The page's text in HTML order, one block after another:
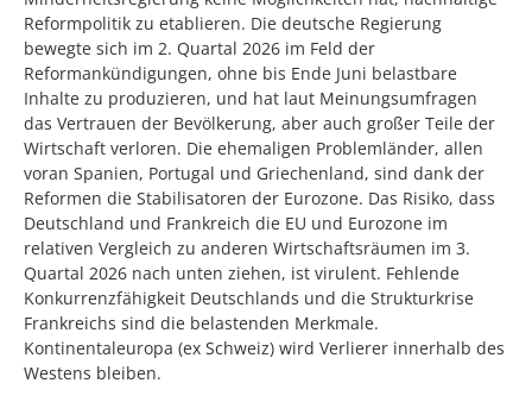
Reformpolitik zu etablieren. Die deutsche Regierung
bewegte sich im 2. Quartal 2026 im Feld der
Reformankündigungen, ohne bis Ende Juni belastbare
Inhalte zu produzieren, und hat laut Meinungsumfragen
das Vertrauen der Bevölkerung, aber auch großer Teile der
Wirtschaft verloren. Die ehemaligen Problemländer, allen
voran Spanien, Portugal und Griechenland, sind dank der
Reformen die Stabilisatoren der Eurozone. Das Risiko, dass
Deutschland und Frankreich die EU und Eurozone im
relativen Vergleich zu anderen Wirtschaftsräumen im 3.
Quartal 2026 nach unten ziehen, ist virulent. Fehlende
Konkurrenzfähigkeit Deutschlands und die Strukturkrise
Frankreichs sind die belastenden Merkmale.
Kontinentaleuropa (ex Schweiz) wird Verlierer innerhalb des
Westens bleiben.